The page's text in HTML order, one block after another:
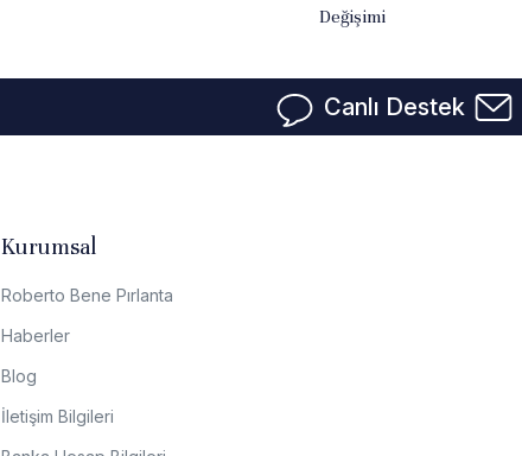
Değişimi
Canlı Destek
Kurumsal
Roberto Bene Pırlanta
Haberler
Blog
İletişim Bilgileri